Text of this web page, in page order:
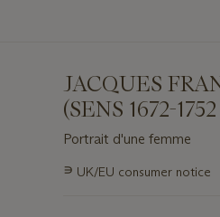
JACQUES
(SENS 1672-
Portrait d'une femme
Important
∍ UK/EU consumer notice